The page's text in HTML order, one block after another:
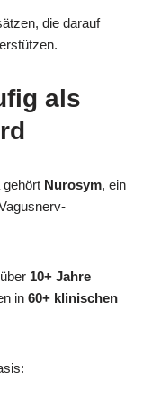
die darauf
als
gehört Nurosym, ein
10+ Jahre
in 60+ klinischen